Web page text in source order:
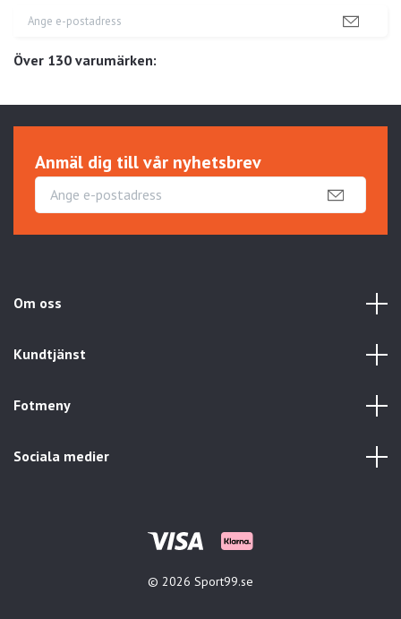
Över 130 varumärken:
Anmäl dig till vår nyhetsbrev
Om oss
Kundtjänst
Fotmeny
Sociala medier
© 2026 Sport99.se